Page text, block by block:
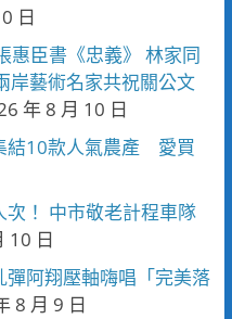
日
惠臣書《忠義》 林家同
岸藝術名家共祝關公文
年 8 月 10 日
結10款人氣農產 愛買
！ 中市敬老計程車隊
10 日
阿翔壓軸嗨唱「完美落
8 月 9 日